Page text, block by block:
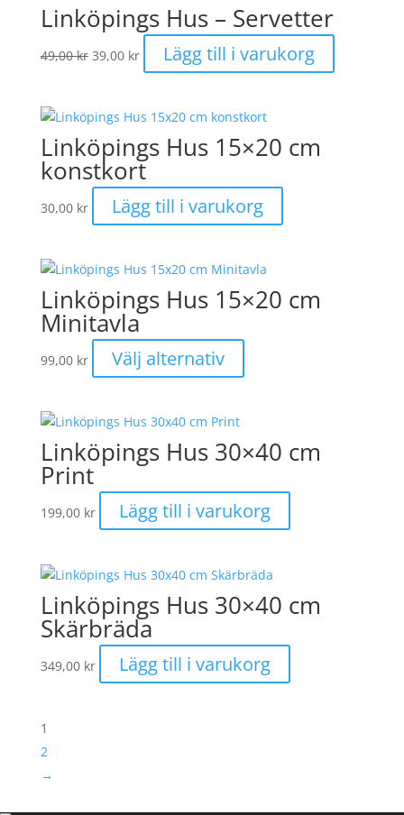
Linköpings Hus – Servetter
49,00kr Det
ursprungliga
var:
39,00 kr
nuvarande
är:
Lägg till i varukorg
Linköpings Hus 15×20 cm
konstkort
30,00 kr Lägg till i varukorg
Linköpings Hus 15×20 cm
Minitavla
99,00 kr Välj alternativ
här
varianter.
olika
alternativen
på
produktsidan
Linköpings Hus 30×40 cm
Print
199,00 kr Lägg till i varukorg
Linköpings Hus 30×40 cm
Skärbräda
349,00 kr Lägg till i varukorg
1
2
→